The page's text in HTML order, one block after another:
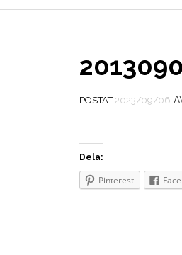
POSTAT 2023/09/06
Dela:
Pinterest